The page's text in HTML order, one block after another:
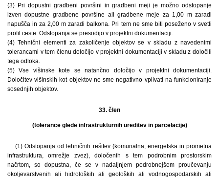
(3) Pri dopustni gradbeni površini in gradbeni meji je možno odstopanje
izven dopustne gradbene površine ali gradbene meje za 1,00 m zaradi
napušča in za 2,00 m zaradi balkona. Pri tem ne sme biti poseženo v svetli
profil ceste. Odstopanja se presodijo v projektni dokumentaciji.
(4) Tehnični elementi za zakoličenje objektov se v skladu z navedenimi
tolerancami v tem členu določijo v projektni dokumentaciji v skladu z določili
tega odloka.
(5) Vse višinske kote se natančno določijo v projektni dokumentaciji.
Določitev višinskih kot objektov ne sme negativno vplivati na funkcioniranje
sosednjih objektov.
33. člen
(tolerance glede infrastrukturnih ureditev in parcelacije)
(1) Odstopanja od tehničnih rešitev (komunalna, energetska in prometna
infrastruktura, omrežje zvez), določenih s tem podrobnim prostorskim
načrtom, so dopustna, če se v nadaljnjem podrobnejšem proučevanju
okoljevarstvenih ali hidroloških ali geoloških ali vodnogospodarskih ali